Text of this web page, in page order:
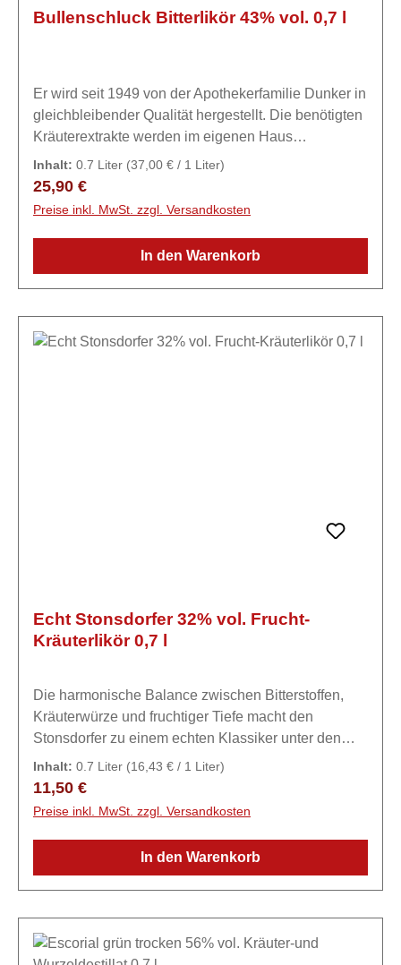
Bullenschluck Bitterlikör 43% vol. 0,7 l
Er wird seit 1949 von der Apothekerfamilie Dunker in
gleichbleibender Qualität hergestellt. Die benötigten
Kräuterextrakte werden im eigenen Haus
ausgezogen. Auch die übrigen Bestandteile
unterliegen strengen
eigene Zwecke ansetzte. Seit 1949 wird die edle
Rezeptur des Kräuterlikörs unter strengster
weitergegeben. Im historischen Gebäude der
ehemaligen Rats-Apotheke werden auch heute noch
Inhalt: 0.7 Liter (37,00 € / 1 Liter)
Regulärer Preis:
25,90 €
Preise inkl. MwSt. zzgl. Versandkosten
In den Warenkorb
Echt Stonsdorfer 32% vol. Frucht-
Kräuterlikör 0,7 l
Die harmonische Balance zwischen Bitterstoffen,
Kräuterwürze und fruchtiger Tiefe macht den
Stonsdorfer zu einem echten Klassiker unter den
Halbbitter-Likören.ExpertiseDer Stonsdorfer
Kräuterlikör ist ein traditionsreicher, deutscher
geschätzt. Seine heutige Rezeptur basiert auf einer
sorgfältig ausgewogenen Komposition aus feinsten
mazeriert und mit dezenter Süße verfeinert werden.
Der Stonsdorfer ist ein ehrlicher Kräuterlikör mit Tiefe
Inhalt: 0.7 Liter (16,43 € / 1 Liter)
Regulärer Preis:
11,50 €
Preise inkl. MwSt. zzgl. Versandkosten
In den Warenkorb